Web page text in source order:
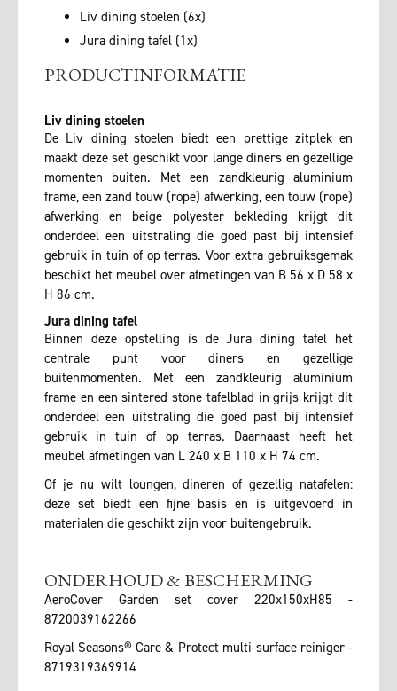
Liv dining stoelen (6x)
Jura dining tafel (1x)
PRODUCTINFORMATIE
Liv dining stoelen
De Liv dining stoelen biedt een prettige zitplek en
maakt deze set geschikt voor lange diners en gezellige
momenten buiten. Met een zandkleurig aluminium
frame, een zand touw (rope) afwerking, een touw (rope)
afwerking en beige polyester bekleding krijgt dit
onderdeel een uitstraling die goed past bij intensief
gebruik in tuin of op terras. Voor extra gebruiksgemak
beschikt het meubel over afmetingen van B 56 x D 58 x
H 86 cm.
Jura dining tafel
Binnen deze opstelling is de Jura dining tafel het
centrale punt voor diners en gezellige
buitenmomenten. Met een zandkleurig aluminium
frame en een sintered stone tafelblad in grijs krijgt dit
onderdeel een uitstraling die goed past bij intensief
gebruik in tuin of op terras. Daarnaast heeft het
meubel afmetingen van L 240 x B 110 x H 74 cm.
Of je nu wilt loungen, dineren of gezellig natafelen:
deze set biedt een fijne basis en is uitgevoerd in
materialen die geschikt zijn voor buitengebruik.
ONDERHOUD & BESCHERMING
AeroCover Garden set cover 220x150xH85 -
8720039162266
Royal Seasons® Care & Protect multi-surface reiniger -
8719319369914